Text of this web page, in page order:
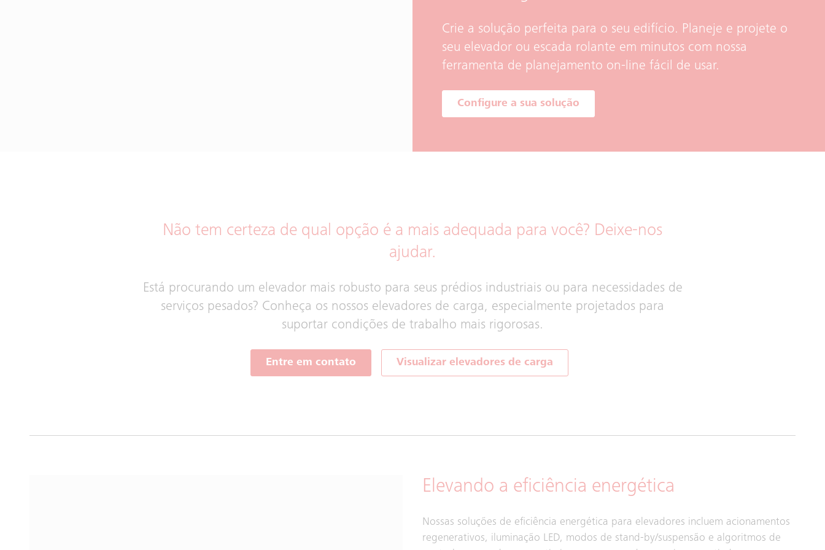
Crie a solução perfeita para o seu edifício. Planeje e projete o
seu elevador ou escada rolante em minutos com nossa
ferramenta de planejamento on-line fácil de usar.
Configure a sua solução
Não tem certeza de qual opção é a mais adequada para você? Deixe-nos
ajudar.
Está procurando um elevador mais robusto para seus prédios industriais ou para necessidades de
serviços pesados? Conheça os nossos elevadores de carga, especialmente projetados para
suportar condições de trabalho mais rigorosas.
Entre em contato Visualizar elevadores de carga
Elevando a eficiência energética
Nossas soluções de eficiência energética para elevadores incluem acionamentos
regenerativos, iluminação LED, modos de stand-by/suspensão e algoritmos de